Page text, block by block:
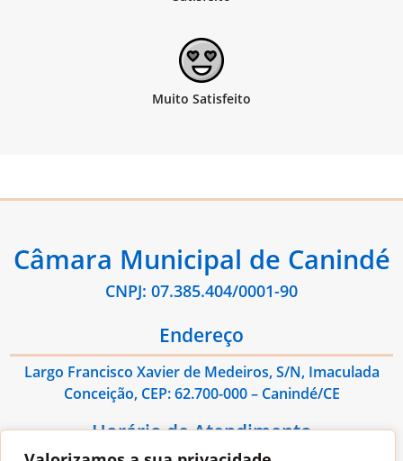
Câmara Municipal de Canindé
CNPJ: 07.385.404/0001-90
Endereço
Largo Francisco Xavier de Medeiros, S/N, Imaculada
Conceição, CEP: 62.700-000 – Canindé/CE
Horário de Atendimento